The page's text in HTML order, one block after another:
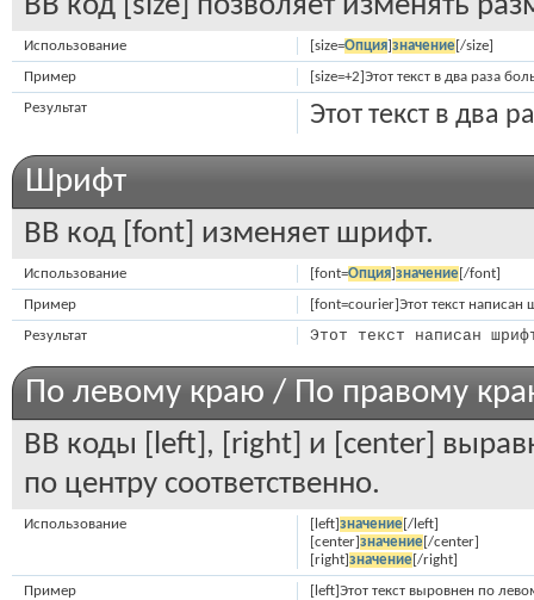
BB код [size] позволяет изменять
[size=Опция]значение[/size]
Использование
[size=+2]Этот текст в два раза
Пример
Этот текст в два
Результат
Шрифт
BB код [font] изменяет шрифт.
[font=Опция]значение[/font]
Использование
[font=courier]Этот текст
Пример
Этот текст написан
Результат
По левому краю / По правому
BB коды [left], [right] и [center]
по центру соответственно.
[left]значение[/left]
[center]значение[/center]
[right]значение[/right]
Использование
[left]Этот текст выровнен по
Пример